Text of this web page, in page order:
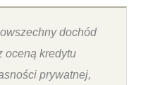
dochód
oceną kredytu
prywatnej,